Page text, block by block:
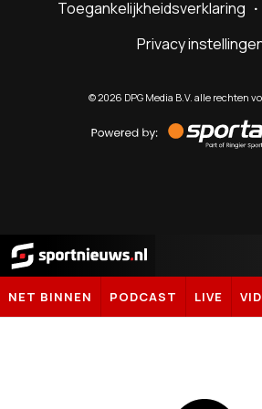
Toegankelijkheidsverklaring
Privacy
©2026 DPG Media B.V. alle rechten
by
Sportal365
Sportnieuws.nl
NET BINNEN PODCAST LIVE